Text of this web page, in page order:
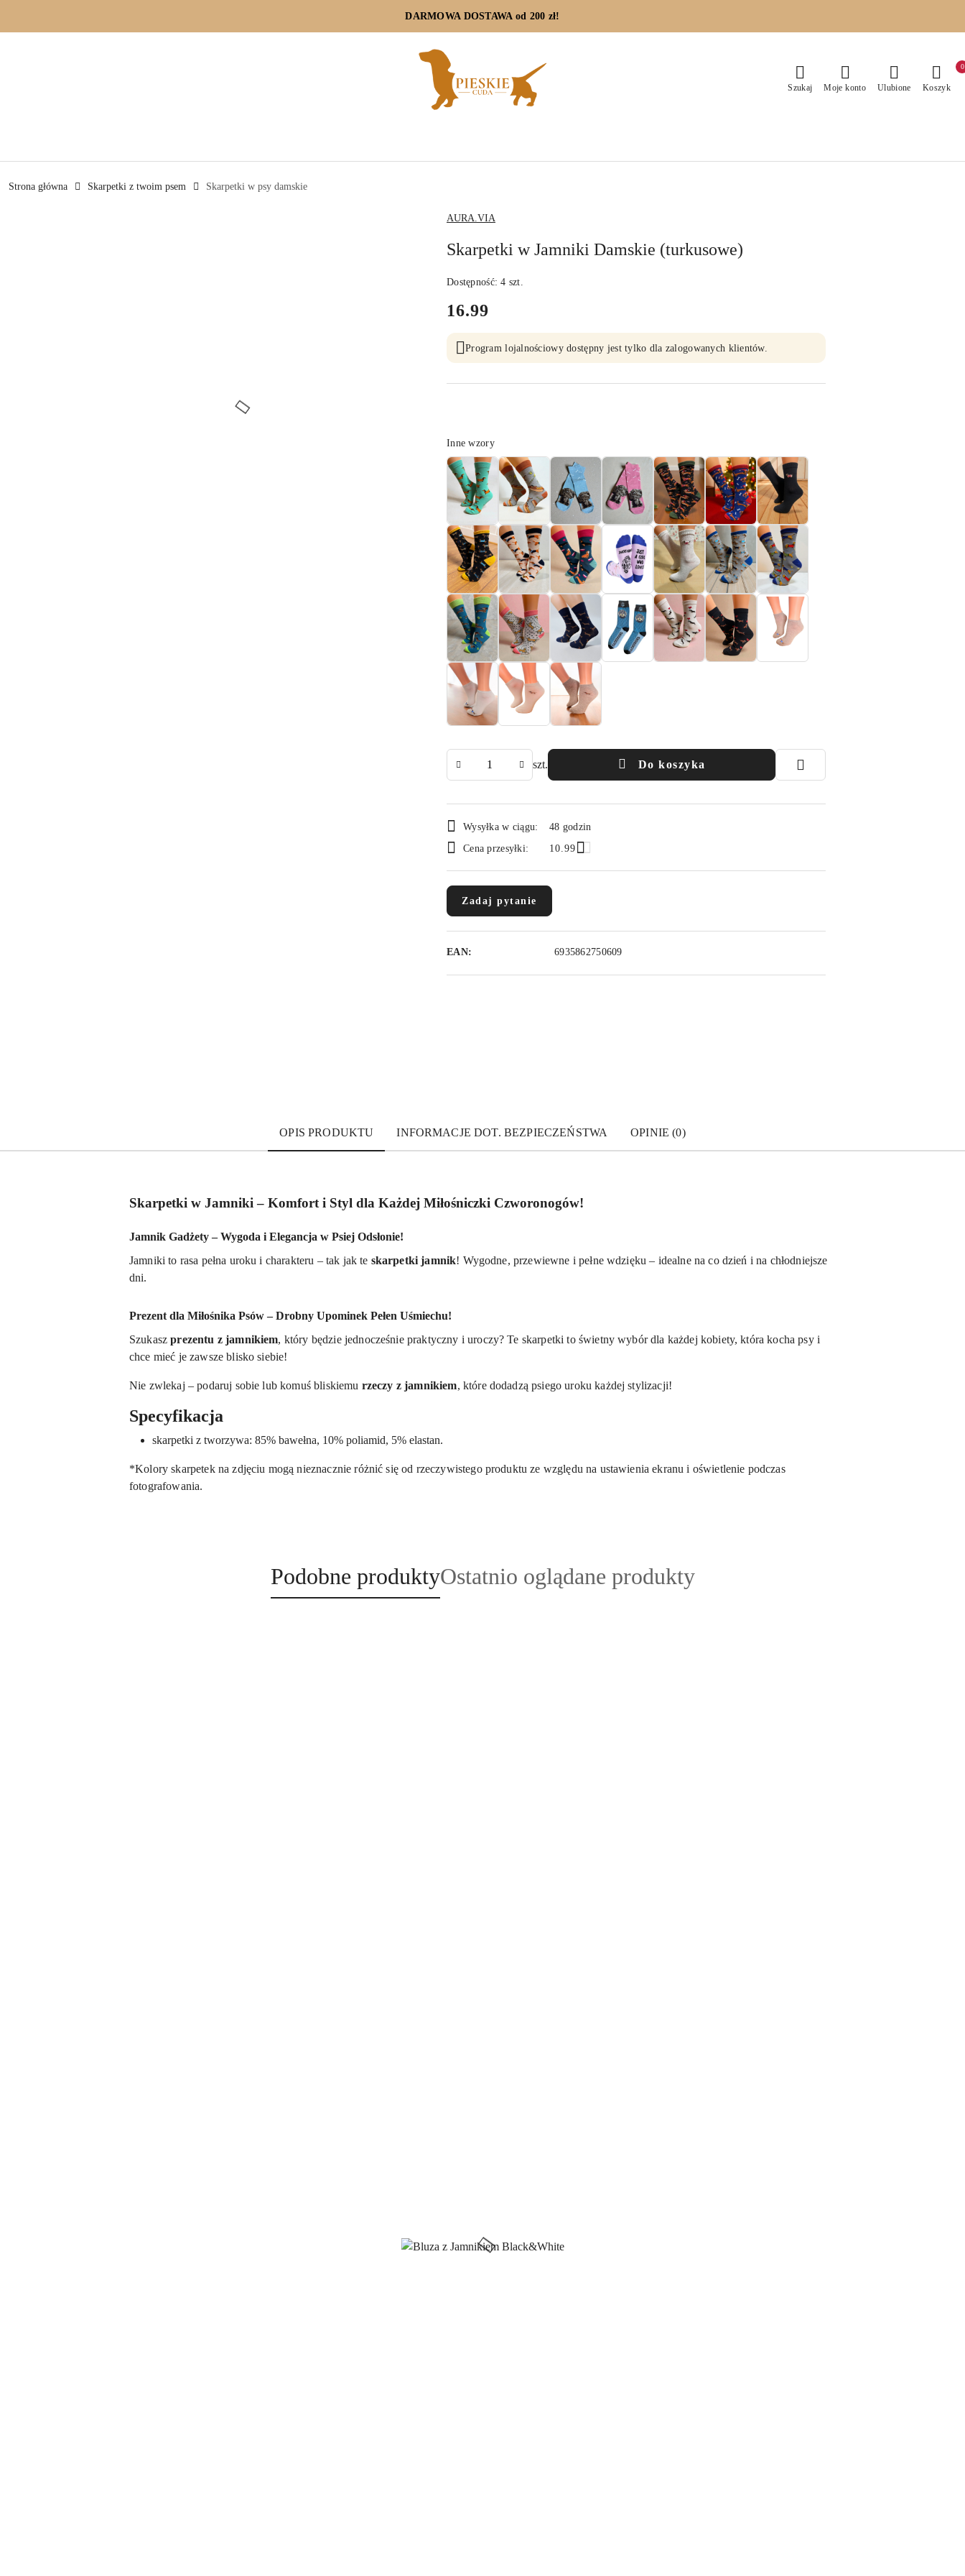
DARMOWA DOSTAWA od 200 zł!
Szukaj Moje konto Ulubione Koszyk
0
Strona główna Skarpetki z twoim psem Skarpetki w psy damskie
NAZWA
PRODUCENTA:
AURA.VIA
Skarpetki w Jamniki Damskie (turkusowe)
Dostępność:4 szt.
cena:
16.99
Program lojalnościowy dostępny jest tylko dla zalogowanych klientów.
Wariant
Inne wzory
szt. Do koszyka
Dostępność
i
Wysyłka w ciągu:
48 godzin
Cena przesyłki:
10.99
Zadaj pytanie
EAN: 6935862750609
OPIS PRODUKTU INFORMACJE DOT. BEZPIECZEŃSTWA OPINIE (0)
Skarpetki w Jamniki – Komfort i Styl dla Każdej Miłośniczki Czworonogów!
Jamnik Gadżety – Wygoda i Elegancja w Psiej Odsłonie!
Jamniki to rasa pełna uroku i charakteru – tak jak te skarpetki jamnik! Wygodne, przewiewne i pełne wdzięku – idealne na co dzień i na chłodniejsze
dni.
Prezent dla Miłośnika Psów – Drobny Upominek Pełen Uśmiechu!
Szukaszprezentu z jamnikiem, który będzie jednocześnie praktyczny i uroczy? Te skarpetki to świetny wybór dla każdej kobiety, która kocha psy i
chce mieć je zawsze blisko siebie!
Nie zwlekaj – podaruj sobie lub komuś bliskiemu rzeczy z jamnikiem, które dodadzą psiego uroku każdej stylizacji!
Specyfikacja
skarpetki z tworzywa: 85% bawełna, 10% poliamid, 5% elastan.
*Kolory skarpetek na zdjęciu mogą nieznacznie różnić się od rzeczywistego produktu ze względu na ustawienia ekranu i oświetlenie podczas
fotografowania.
Produkty
o
Podobne produktyProdukty
o
Ostatnio oglądane produkty